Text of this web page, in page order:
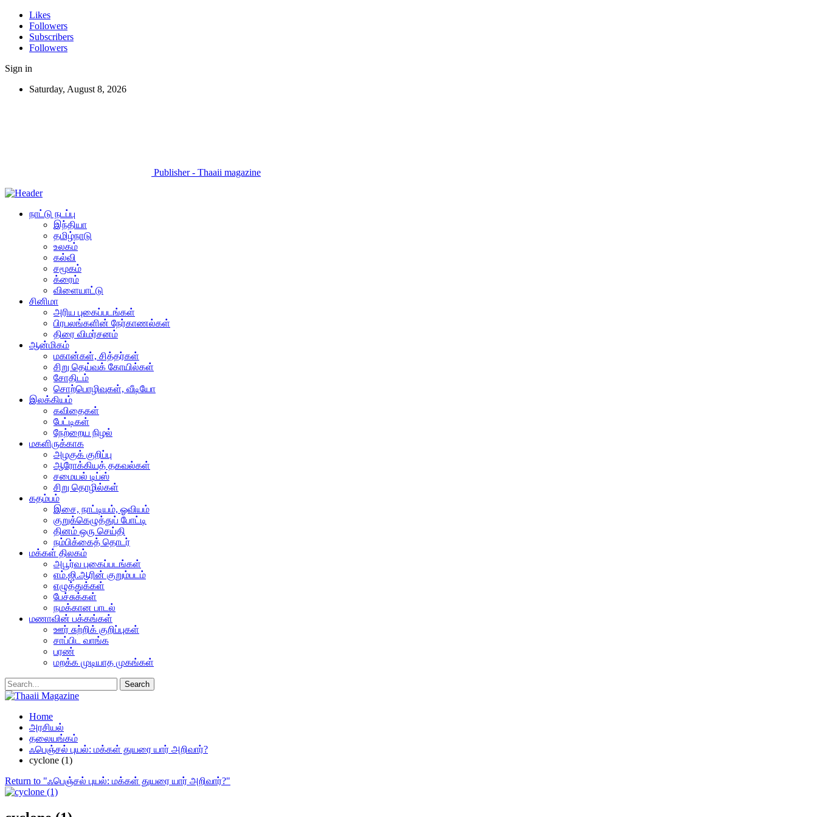
Likes
Followers
Subscribers
Followers
Sign in
Saturday, August 8, 2026
Publisher - Thaaii magazine
நாட்டு நடப்பு
இந்தியா
தமிழ்நாடு
உலகம்
கல்வி
சமூகம்
க்ரைம்
விளையாட்டு
சினிமா
அரிய புகைப்படங்கள்
பிரபலங்களின் நேர்காணல்கள்
திரை விமர்சனம்
ஆன்மிகம்
மகான்கள், சித்தர்கள்
சிறு தெய்வக் கோயில்கள்
சோதிடம்
சொற்பொழிவுகள், வீடியோ
இலக்கியம்
கவிதைகள்
பேட்டிகள்
நேற்றைய நிழல்
மகளிருக்காக
அழகுக் குறிப்பு
ஆரோக்கியத் தகவல்கள்
சமையல் டிப்ஸ்
சிறு தொழில்கள்
கதம்பம்
இசை, நாட்டியம், ஓவியம்
குறுக்கெழுத்துப் போட்டி
தினம் ஒரு செய்தி
நம்பிக்கைத் தொடர்
மக்கள் திலகம்
அபூர்வ புகைப்படங்கள்
எம்.ஜி.ஆரின் குறும்படம்
எழுத்துக்கள்
பேச்சுக்கள்
நமக்கான பாடல்
மணாவின் பக்கங்கள்
ஊர் சுற்றிக் குறிப்புகள்
சாப்பிட வாங்க
பரண்
மறக்க முடியாத முகங்கள்
Home
அரசியல்
தலையங்கம்
ஃபெஞ்சல் புயல்: மக்கள் துயரை யார் அறிவார்?
cyclone (1)
Return to "ஃபெஞ்சல் புயல்: மக்கள் துயரை யார் அறிவார்?"